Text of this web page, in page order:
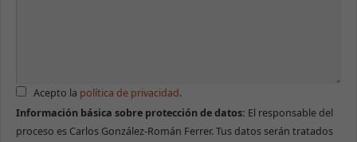
Acepto la política de privacidad.
Información básica sobre protección de datos: El responsable del
proceso es Carlos González-Román Ferrer. Tus datos serán tratados
desaparecerán
de la web.